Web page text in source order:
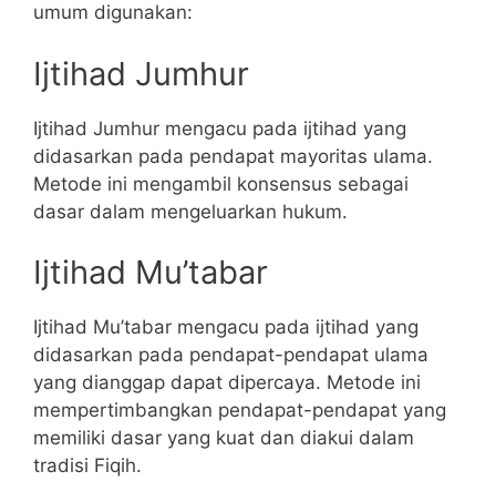
umum digunakan:
Ijtihad Jumhur
Ijtihad Jumhur mengacu pada ijtihad yang
didasarkan pada pendapat mayoritas ulama.
Metode ini mengambil konsensus sebagai
dasar dalam mengeluarkan hukum.
Ijtihad Mu’tabar
Ijtihad Mu’tabar mengacu pada ijtihad yang
didasarkan pada pendapat-pendapat ulama
yang dianggap dapat dipercaya. Metode ini
mempertimbangkan pendapat-pendapat yang
memiliki dasar yang kuat dan diakui dalam
tradisi Fiqih.